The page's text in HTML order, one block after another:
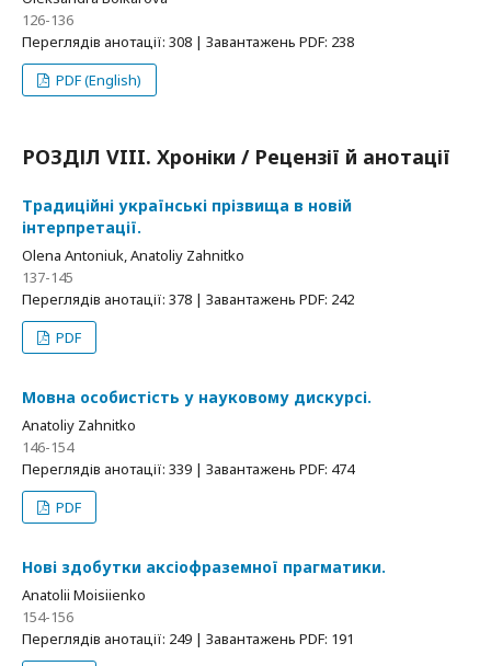
126-136
Переглядів анотації: 308 | Завантажень PDF: 238
PDF (English)
РОЗДІЛ VIII. Хроніки / Рецензії й анотації
Традиційні українські прізвища в новій
інтерпретації.
Olena Antoniuk, Anatoliy Zahnitko
137-145
Переглядів анотації: 378 | Завантажень PDF: 242
PDF
Мовна особистість у науковому дискурсі.
Anatoliy Zahnitko
146-154
Переглядів анотації: 339 | Завантажень PDF: 474
PDF
Нові здобутки аксіофраземної прагматики.
Anatolii Moisiienko
154-156
Переглядів анотації: 249 | Завантажень PDF: 191